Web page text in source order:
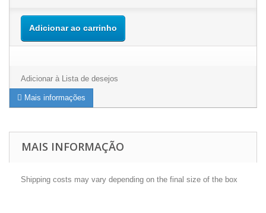
Adicionar ao carrinho
Adicionar à Lista de desejos
Mais informações
MAIS INFORMAÇÃO
Shipping costs may vary depending on the final size of the box